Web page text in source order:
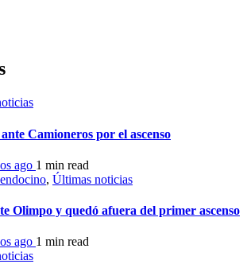
Camioneros por el ascenso
ago 1 min read
, Últimas noticias
Olimpo y quedó afuera del primer ascenso
ago 1 min read